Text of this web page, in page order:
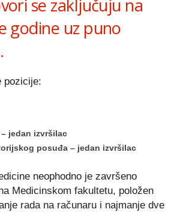
se zaključuju na
godine uz puno
pozicije:
jedan izvršilac
posuđa – jedan izvršilac
neophodno je završeno
Medicinskom fakultetu, položen
rada na računaru i najmanje dve